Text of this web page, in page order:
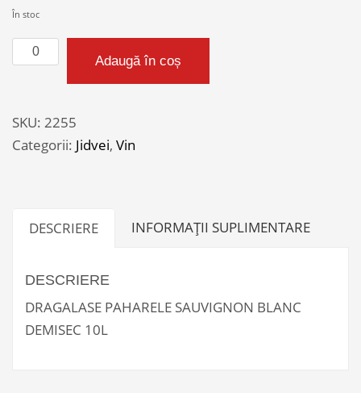
În stoc
Cantitate
DRAGALASE
SAUVIGNON
BLANC
Adaugă în coș
SKU: 2255
Categorii: Jidvei, Vin
DESCRIERE INFORMAȚII SUPLIMENTARE
DESCRIERE
DRAGALASE PAHARELE SAUVIGNON BLANC
DEMISEC 10L